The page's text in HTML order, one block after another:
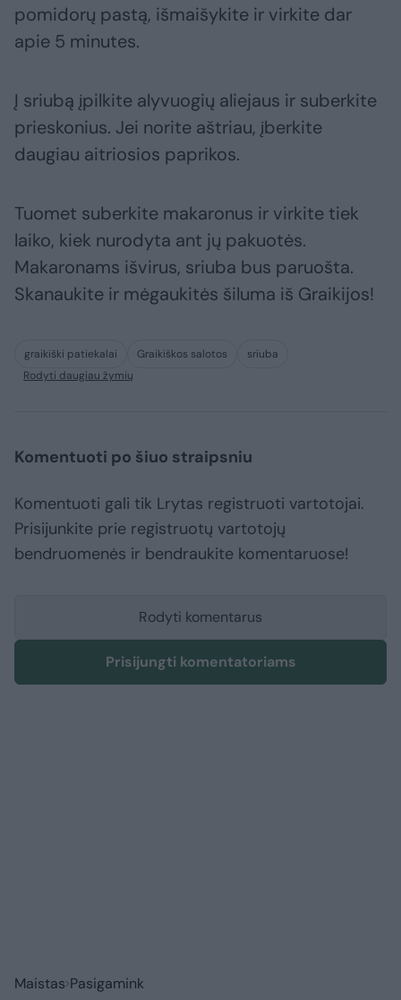
pomidorų pastą, išmaišykite ir virkite dar
apie 5 minutes.
Į sriubą įpilkite alyvuogių aliejaus ir suberkite
prieskonius. Jei norite aštriau, įberkite
daugiau aitriosios paprikos.
Tuomet suberkite makaronus ir virkite tiek
laiko, kiek nurodyta ant jų pakuotės.
Makaronams išvirus, sriuba bus paruošta.
Skanaukite ir mėgaukitės šiluma iš Graikijos!
graikiški patiekalai Graikiškos salotos
sriuba
Rodyti daugiau žymių
Komentuoti po šiuo straipsniu
Komentuoti gali tik Lrytas registruoti vartotojai.
Prisijunkite prie registruotų vartotojų
bendruomenės ir bendraukite komentaruose!
Rodyti komentarus
Prisijungti komentatoriams
Maistas Pasigamink